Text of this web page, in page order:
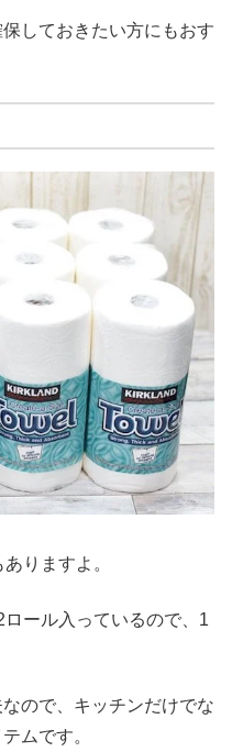
しておきたい方にもおす
りますよ。
ール入っているので、1
ので、キッチンだけでな
ムです。